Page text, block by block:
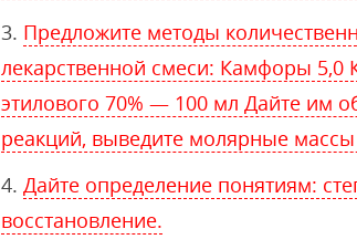
Предложите методы
лекарственной смеси: Камфоры 5,0
этилового 70% — 100 мл Дайте им
реакций, выведите молярные массы
Дайте определение понятиям:
восстановление.